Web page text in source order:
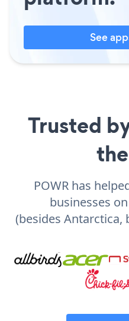
See
Trusted
POWR has
businesses
(besides Antarctica,